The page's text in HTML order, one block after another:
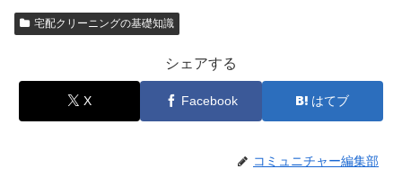
宅配クリーニングの基礎知識
シェアする
X Facebook はてブ
コミュニチャー編集部